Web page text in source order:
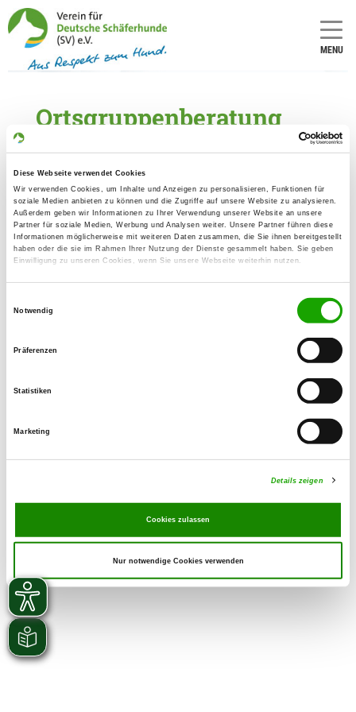
Diese Webseite verwendet Cookies
Wir verwenden Cookies, um Inhalte und Anzeigen zu personalisieren, Funktionen für
soziale Medien anbieten zu können und die Zugriffe auf unsere Website zu analysieren.
Außerdem geben wir Informationen zu Ihrer Verwendung unserer Website an unsere
Partner für soziale Medien, Werbung und Analysen weiter. Unsere Partner führen diese
Informationen möglicherweise mit weiteren Daten zusammen, die Sie ihnen bereitgestellt
haben oder die sie im Rahmen Ihrer Nutzung der Dienste gesammelt haben. Sie geben
Einwilligung zu unseren Cookies, wenn Sie unsere Webseite weiterhin nutzen.
Notwendig
Präferenzen
Statistiken
Marketing
Details zeigen
Cookies zulassen
Nur notwendige Cookies verwenden
MENU
Ortsgruppenberatung
Günter Oehmig
Ortsgruppen-Beratung
og-beratung@schaeferhunde.de
Tel. 0821 74002-40
Fax 0821 74002-9940
Telefonzeiten der OG-Beratung.